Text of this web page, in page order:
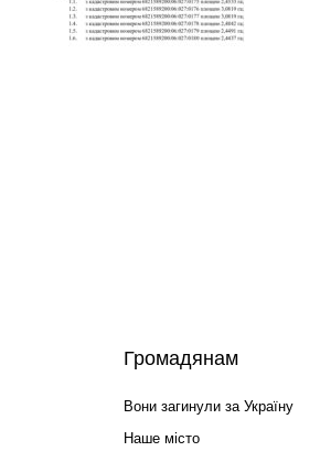
Громадянам
Вони загинули за Україну
Наше місто